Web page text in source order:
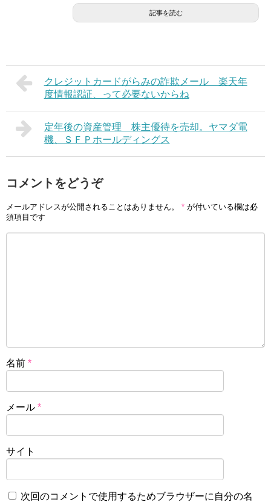
記事を読む
クレジットカードがらみの詐欺メール 楽天年
度情報認証、って必要ないからね
定年後の資産管理 株主優待を売却。ヤマダ電
機、ＳＦＰホールディングス
コメントをどうぞ
メールアドレスが公開されることはありません。 * が付いている欄は必
須項目です
名前 *
メール *
サイト
次回のコメントで使用するためブラウザーに自分の名